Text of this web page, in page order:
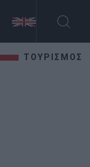
ΤΟΥΡΙΣΜΟΣ